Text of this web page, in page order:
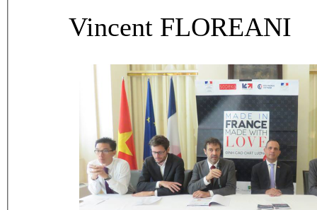
Vincent FLOREANI